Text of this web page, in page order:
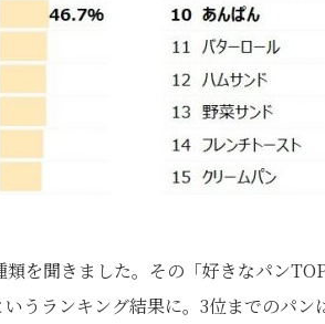
を聞きました。その「好きなパン
うランキング結果に。3位までのパ